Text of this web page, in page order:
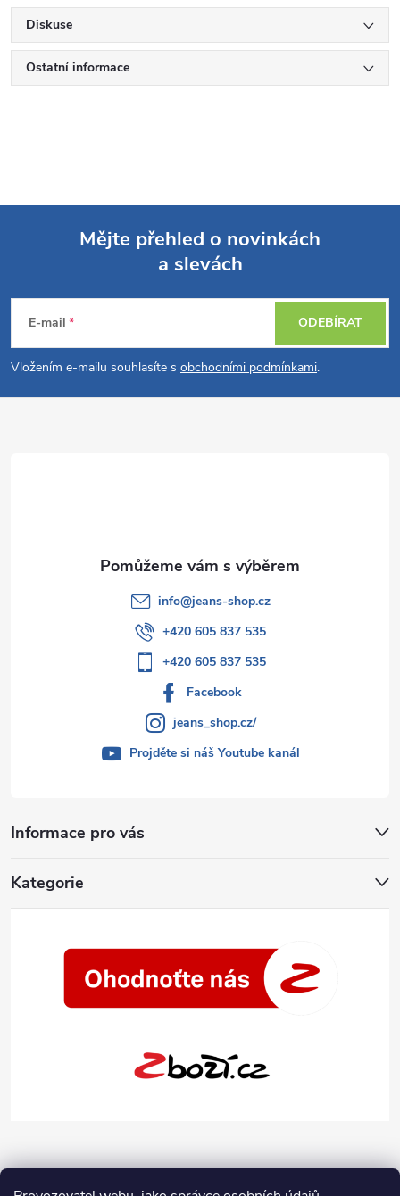
Diskuse
Ostatní informace
p
a
Mějte přehled o novinkách
a slevách
E-mail
Vložením e-mailu souhlasíte s obchodními podmínkami.
ODEBÍRAT
Informace pro vás
Kategorie
info@jeans-shop.cz
+420 605 837 535
+420 605 837 535
Facebook
jeans_shop.cz/
Projděte si náš Youtube kanál